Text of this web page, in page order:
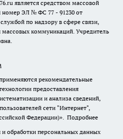
является средством массовой
ЭЛ № ФС 77 - 91230 от
по надзору в сфере связи,
коммуникаций. Учредитель
рекомендательные
предоставления
и анализа сведений,
сети "Интернет",
Федерации)». Подробнее
обработки персональных данных